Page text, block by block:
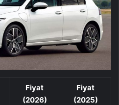
Fiyat
(2026)
Fiyat
(2025)